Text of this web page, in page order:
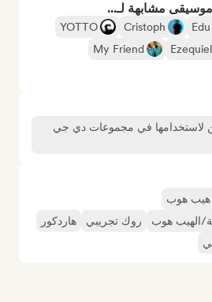
مشابهة لـ...
Cristoph
YOTTO
My Friend
لاستخدامها في مجموعات دي جي
هيب هوب
الهيب هوب
روك تجريبي
هاردكور